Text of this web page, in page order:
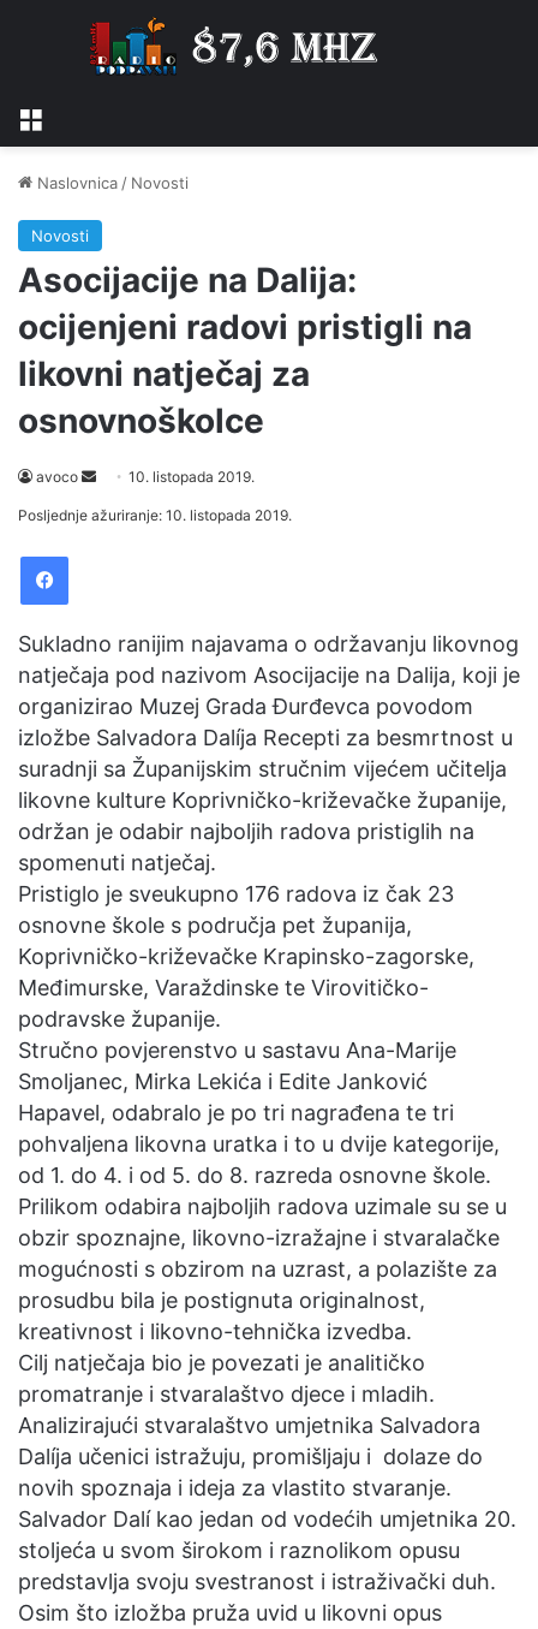
Izbornik
Naslovnica / Novosti
Novosti
Asocijacije na Dalija:
ocijenjeni radovi pristigli na
likovni natječaj za
osnovnoškolce
avoco
Send
an
10. listopada 2019.
Posljednje ažuriranje: 10. listopada 2019.
Facebook
Sukladno ranijim najavama o održavanju likovnog
natječaja pod nazivom Asocijacije na Dalija, koji je
organizirao Muzej Grada Đurđevca povodom
izložbe Salvadora Dalíja Recepti za besmrtnost u
suradnji sa Županijskim stručnim vijećem učitelja
likovne kulture Koprivničko-križevačke županije,
održan je odabir najboljih radova pristiglih na
spomenuti natječaj.
Pristiglo je sveukupno 176 radova iz čak 23
osnovne škole s područja pet županija,
Koprivničko-križevačke Krapinsko-zagorske,
Međimurske, Varaždinske te Virovitičko-
podravske županije.
Stručno povjerenstvo u sastavu Ana-Marije
Smoljanec, Mirka Lekića i Edite Janković
Hapavel, odabralo je po tri nagrađena te tri
pohvaljena likovna uratka i to u dvije kategorije,
od 1. do 4. i od 5. do 8. razreda osnovne škole.
Prilikom odabira najboljih radova uzimale su se u
obzir spoznajne, likovno-izražajne i stvaralačke
mogućnosti s obzirom na uzrast, a polazište za
prosudbu bila je postignuta originalnost,
kreativnost i likovno-tehnička izvedba.
Cilj natječaja bio je povezati je analitičko
promatranje i stvaralaštvo djece i mladih.
Analizirajući stvaralaštvo umjetnika Salvadora
Dalíja učenici istražuju, promišljaju i dolaze do
novih spoznaja i ideja za vlastito stvaranje.
Salvador Dalí kao jedan od vodećih umjetnika 20.
stoljeća u svom širokom i raznolikom opusu
predstavlja svoju svestranost i istraživački duh.
Osim što izložba pruža uvid u likovni opus